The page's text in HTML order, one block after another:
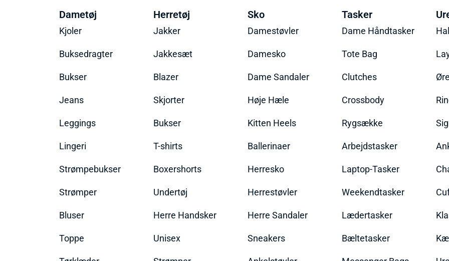
Dametøj
Kjoler
Buksedragter
Bukser
Jeans
Leggings
Lingeri
Strømpebukser
Strømper
Bluser
Toppe
Herretøj
Jakker
Jakkesæt
Blazer
Skjorter
Bukser
T-shirts
Boxershorts
Undertøj
Herre Handsker
Unisex
Sko
Damestøvler
Damesko
Dame Sandaler
Høje Hæle
Kitten Heels
Ballerinaer
Herresko
Herrestøvler
Herre Sandaler
Sneakers
Tasker
Dame Håndtasker
Tote Bag
Clutches
Crossbody
Rygsække
Arbejdstasker
Laptop-Tasker
Weekendtasker
Lædertasker
Bæltetasker